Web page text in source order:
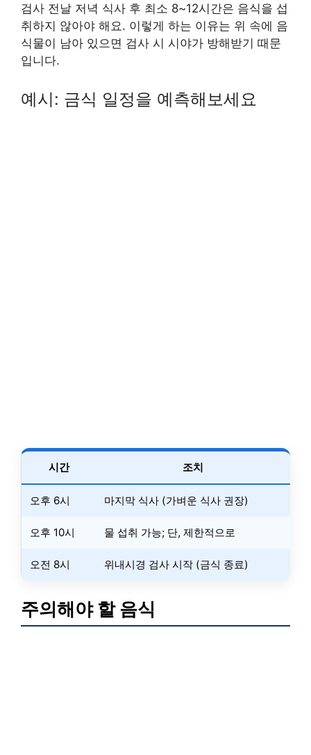
검사 전날 저녁 식사 후 최소 8~12시간은 음식을 섭
취하지 않아야 해요. 이렇게 하는 이유는 위 속에 음
식물이 남아 있으면 검사 시 시야가 방해받기 때문
입니다.
예시: 금식 일정을 예측해보세요
시간 조치
오후 6시 마지막 식사 (가벼운 식사 권장)
오후 10시 물 섭취 가능; 단, 제한적으로
오전 8시 위내시경 검사 시작 (금식 종료)
주의해야 할 음식